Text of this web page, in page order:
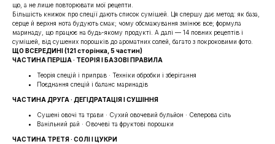
що, а не лише повторювати мої рецепти.
Більшість книжок про спеції дають список сумішей. Ця спершу дає метод: як база,
серце й верхня нота будують смак; чому обсмажування змінює все; формула
маринаду, що працює на будь-якому продукті. А далі — 14 повних рецептів і
сумішей, від сушених порошків до ароматних солей, багато з покроковими фото.
ЩО ВСЕРЕДИНІ (121 сторінка, 5 частин)
ЧАСТИНА ПЕРША · ТЕОРІЯ І БАЗОВІ ПРАВИЛА
Теорія спецій і приправ · Техніки обробки і зберігання
Поєднання спецій і баланс маринадів
ЧАСТИНА ДРУГА · ДЕГІДРАТАЦІЯ І СУШІННЯ
Сушені овочі та трави · Сухий овочевий бульйон · Селерова сіль
Ванільний рай · Овочеві та фруктові порошки
ЧАСТИНА ТРЕТЯ · СОЛІ І ЦУКРИ